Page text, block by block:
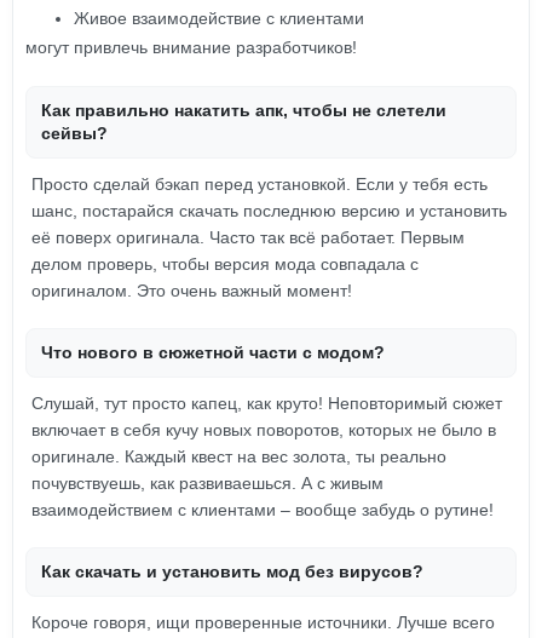
Живое взаимодействие с клиентами
могут привлечь внимание разработчиков!
Как правильно накатить апк, чтобы не слетели
сейвы?
Просто сделай бэкап перед установкой. Если у тебя есть
шанс, постарайся скачать последнюю версию и установить
её поверх оригинала. Часто так всё работает. Первым
делом проверь, чтобы версия мода совпадала с
оригиналом. Это очень важный момент!
Что нового в сюжетной части с модом?
Слушай, тут просто капец, как круто! Неповторимый сюжет
включает в себя кучу новых поворотов, которых не было в
оригинале. Каждый квест на вес золота, ты реально
почувствуешь, как развиваешься. А с живым
взаимодействием с клиентами – вообще забудь о рутине!
Как скачать и установить мод без вирусов?
Короче говоря, ищи проверенные источники. Лучше всего